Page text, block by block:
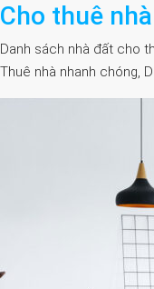
Cho thuê
Danh sách nhà đất cho
Thuê nhà nhanh chóng,